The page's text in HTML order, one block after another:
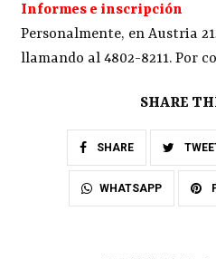
Informes e inscripción
Personalmente, en Austria
llamando al 4802-8211. Por
SHARE
SHARE
WHATSAPP